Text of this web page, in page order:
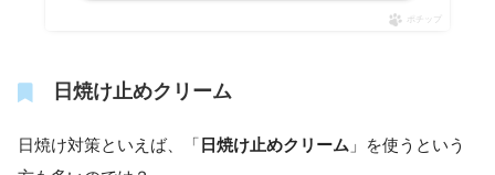
ポチップ
日焼け止めクリーム
日焼け対策といえば、「 日焼け止めクリーム 」を使うという